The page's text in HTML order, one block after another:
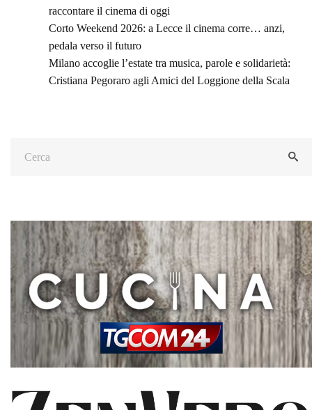
raccontare il cinema di oggi
Corto Weekend 2026: a Lecce il cinema corre… anzi,
pedala verso il futuro
Milano accoglie l’estate tra musica, parole e solidarietà:
Cristiana Pegoraro agli Amici del Loggione della Scala